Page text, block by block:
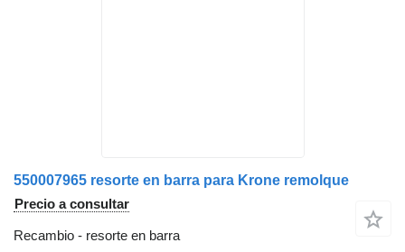
550007965 resorte en barra para Krone remolque
Precio a consultar
Recambio - resorte en barra